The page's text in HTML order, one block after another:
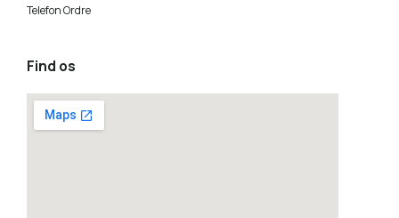
Telefon Ordre
Find os